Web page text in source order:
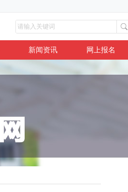
新闻资讯 网上报名